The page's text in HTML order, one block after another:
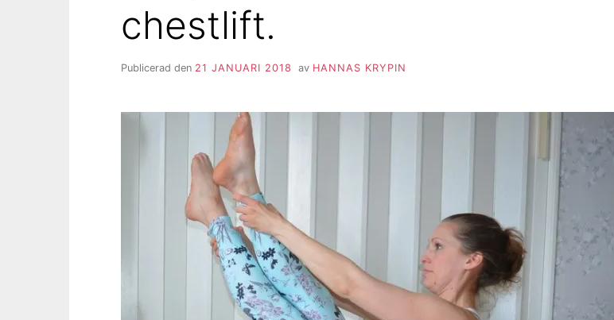
chestlift.
Publicerad den 21 JANUARI 2018 av HANNAS KRYPIN